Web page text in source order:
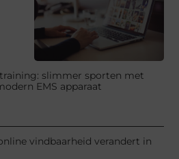
training: slimmer sporten met
EMS apparaat
vindbaarheid verandert in